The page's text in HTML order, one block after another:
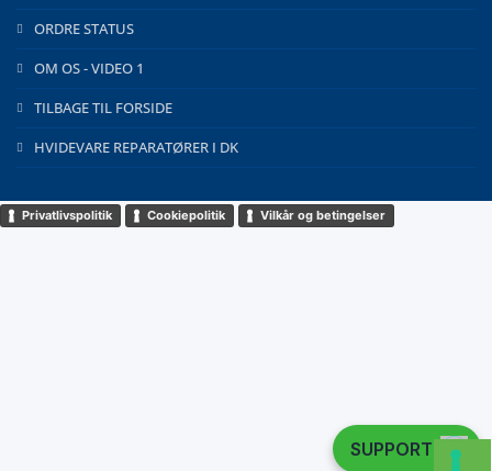
ORDRE STATUS
OM OS - VIDEO 1
TILBAGE TIL FORSIDE
HVIDEVARE REPARATØRER I DK
Privatlivspolitik Cookiepolitik Vilkår og betingelser